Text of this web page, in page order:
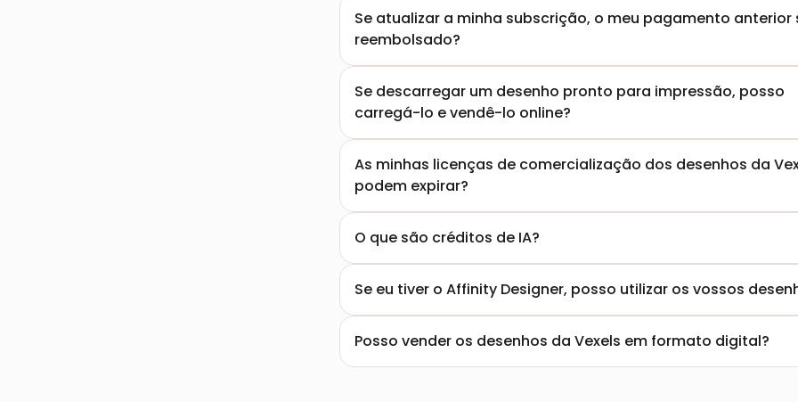
Se atualizar a minha subscrição, o meu pagamento anterior
reembolsado?
Se descarregar um desenho pronto para impressão, posso
carregá-lo e vendê-lo online?
As minhas licenças de comercialização dos desenhos da
podem expirar?
O que são créditos de IA?
Posso vender os desenhos da Vexels em formato digital?